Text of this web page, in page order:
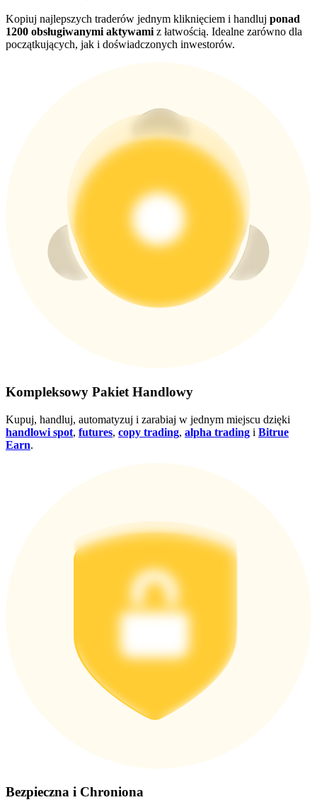
Więcej wydarzeń
Wygraj nagrody i ekskluzywne bonusy
Zapisać się
Kopiuj najlepszych traderów jednym kliknięciem i handluj ponad
1200 obsługiwanymi aktywami z łatwością. Idealne zarówno dla
początkujących, jak i doświadczonych inwestorów.
Kompleksowy Pakiet Handlowy
Kupuj, handluj, automatyzuj i zarabiaj w jednym miejscu dzięki
handlowi spot, futures, copy trading, alpha trading i Bitrue
Earn.
Bezpieczna i Chroniona